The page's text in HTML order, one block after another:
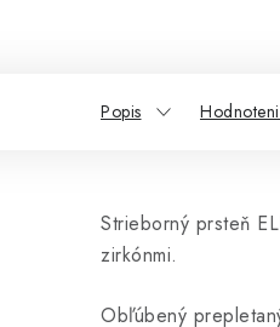
Popis
Strieborný prsteň
zirkónmi.
Obľúbený